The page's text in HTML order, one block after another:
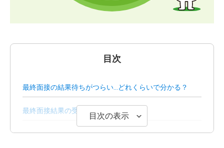
目次
最終面接の結果待ちがつらい…どれくらいで分かる？
最終面接結果の受け取り方
最終面接の結果待ちがつらい…通知が遅い6つの理由
目次の表示